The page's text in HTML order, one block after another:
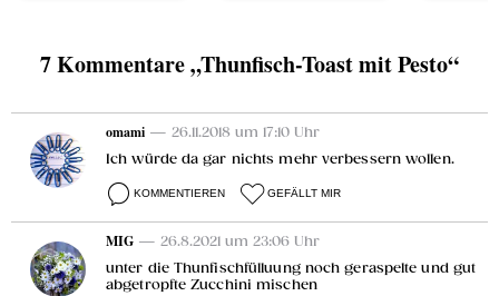
7 Kommentare „Thunfisch-Toast mit Pesto“
omami — 26.11.2018 um 17:10 Uhr
Ich würde da gar nichts mehr verbessern wollen.
KOMMENTIEREN GEFÄLLT MIR
MIG — 26.8.2021 um 23:06 Uhr
unter die Thunfischfülluung noch geraspelte und gut
abgetropfte Zucchini mischen